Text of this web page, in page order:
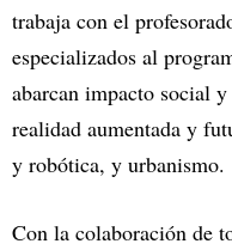
trabaja con el
especializados al
abarcan impacto social
realidad aumentada y
y robótica, y urbanismo.
Con la colaboración de